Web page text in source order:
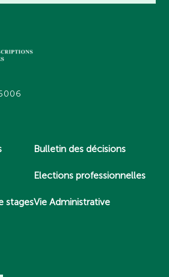
stages
Bulletin des décisions
Elections professionnelles
Vie Administrative